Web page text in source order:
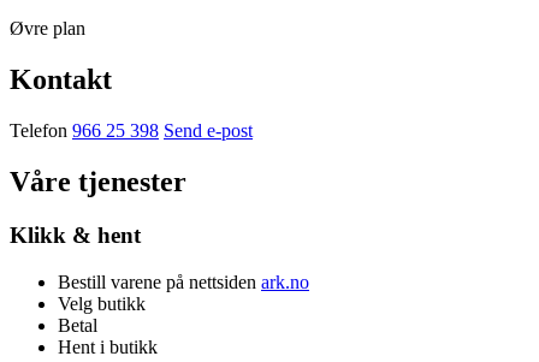
Øvre plan
Kontakt
Telefon 966 25 398 Send e-post
Våre tjenester
Klikk & hent
Bestill varene på nettsiden ark.no
Velg butikk
Betal
Hent i butikk